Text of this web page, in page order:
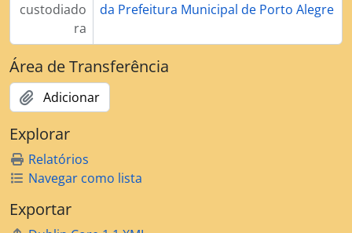
custodiado
ra
da Prefeitura Municipal de Porto Alegre
Área de Transferência
Adicionar
Explorar
Relatórios
Navegar como lista
Exportar